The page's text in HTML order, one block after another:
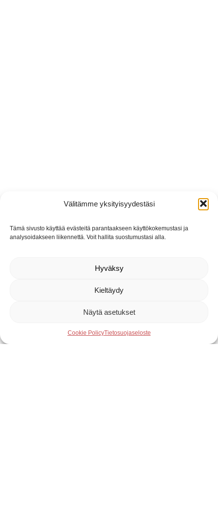
Välitämme yksityisyydestäsi
Tämä sivusto käyttää evästeitä parantaakseen käyttökokemustasi ja
analysoidakseen liikennettä. Voit hallita suostumustasi alla.
Hyväksy
Kieltäydy
Näytä asetukset
Cookie PolicyTietosuojaseloste